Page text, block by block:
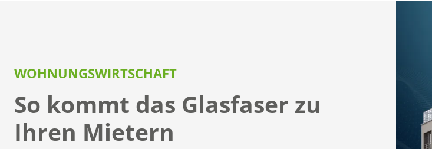
WOHNUNGSWIRTSCHAFT
So kommt das Glasfaser zu
Ihren Mietern